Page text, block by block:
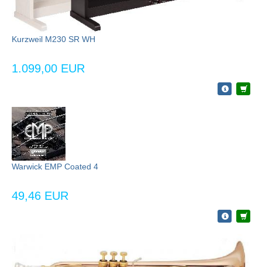
Kurzweil M230 SR WH
1.099,00 EUR
Warwick EMP Coated 4
49,46 EUR